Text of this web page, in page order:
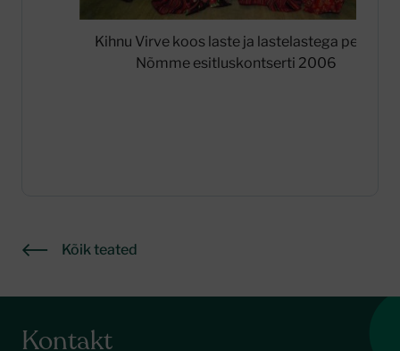
Kihnu Virve koos laste ja lastelastega peale
Nõmme esitluskontserti 2006
Kõik teated
Kontakt